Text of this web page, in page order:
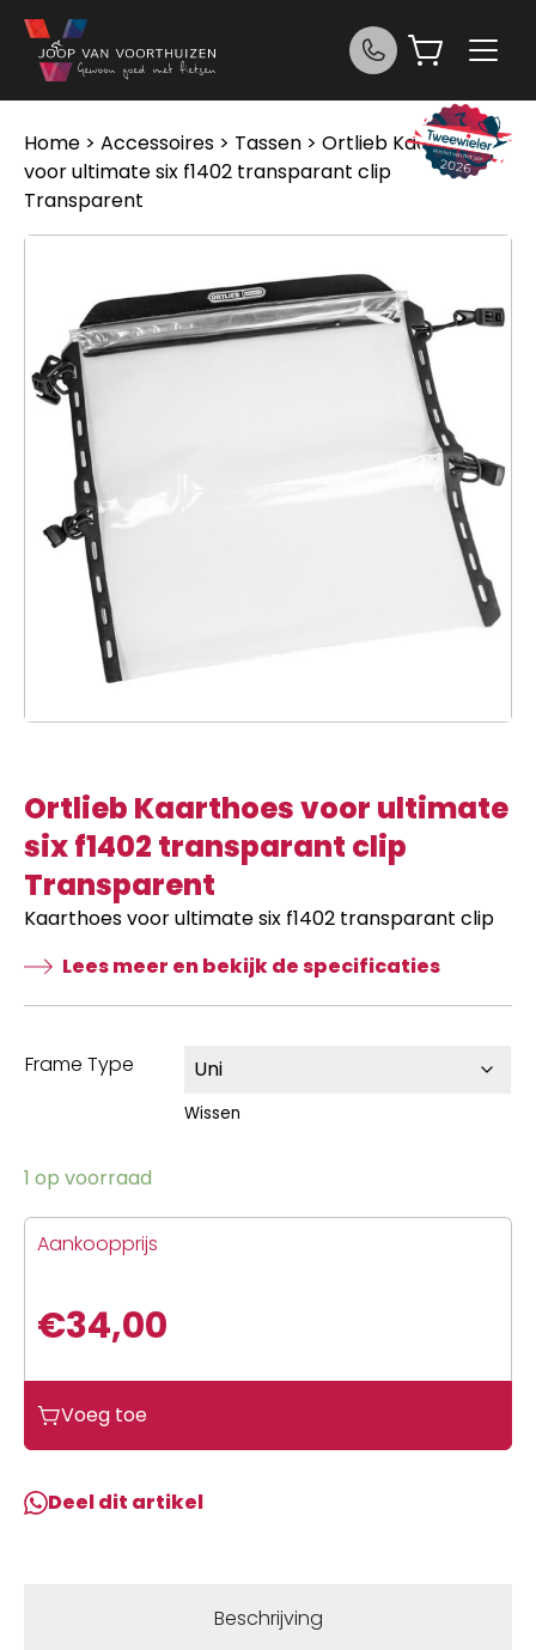
Ga naar de inhoud
Home > Accessoires > Tassen > Ortlieb Kaarthoes
voor ultimate six f1402 transparant clip
Transparent
Ortlieb Kaarthoes voor ultimate
six f1402 transparant clip
Transparent
Kaarthoes voor ultimate six f1402 transparant clip
Lees meer en bekijk de specificaties
Frame Type
Wissen
1 op voorraad
Aankoopprijs
€34,00
Voeg toe
Deel dit artikel
Beschrijving